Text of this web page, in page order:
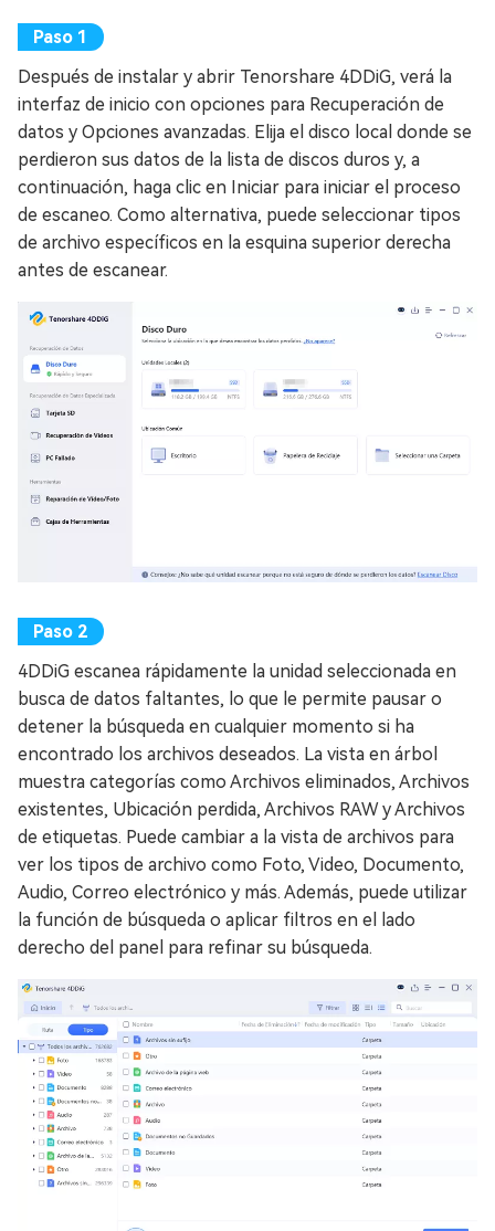
Después de instalar y abrir Tenorshare 4DDiG, verá la
interfaz de inicio con opciones para Recuperación de
datos y Opciones avanzadas. Elija el disco local donde se
perdieron sus datos de la lista de discos duros y, a
continuación, haga clic en Iniciar para iniciar el proceso
de escaneo. Como alternativa, puede seleccionar tipos
de archivo específicos en la esquina superior derecha
antes de escanear.
4DDiG escanea rápidamente la unidad seleccionada en
busca de datos faltantes, lo que le permite pausar o
detener la búsqueda en cualquier momento si ha
encontrado los archivos deseados. La vista en árbol
muestra categorías como Archivos eliminados, Archivos
existentes, Ubicación perdida, Archivos RAW y Archivos
de etiquetas. Puede cambiar a la vista de archivos para
ver los tipos de archivo como Foto, Video, Documento,
Audio, Correo electrónico y más. Además, puede utilizar
la función de búsqueda o aplicar filtros en el lado
derecho del panel para refinar su búsqueda.